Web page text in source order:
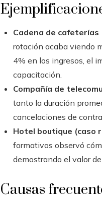
Cadena de
rotación acaba viendo
4% en los ingresos, el
capacitación.
Compañía de
tanto la duración
cancelaciones de
Hotel boutique (caso
formativos observó
demostrando el valor
Causas